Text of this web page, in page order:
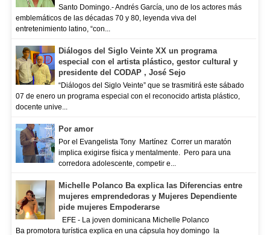
Santo Domingo.- Andrés García, uno de los actores más
emblemáticos de las décadas 70 y 80, leyenda viva del
entretenimiento latino, “con...
Diálogos del Siglo Veinte XX un programa
especial con el artista plástico, gestor cultural y
presidente del CODAP , José Sejo
“Diálogos del Siglo Veinte” que se trasmitirá este sábado
07 de enero un programa especial con el reconocido artista plástico,
docente unive...
Por amor
Por el Evangelista Tony Martínez Correr un maratón
implica exigirse física y mentalmente. Pero para una
corredora adolescente, competir e...
Michelle Polanco Ba explica las Diferencias entre
mujeres emprendedoras y Mujeres Dependiente
pide mujeres Empoderarse
EFE - La joven dominicana Michelle Polanco
Ba promotora turística explica en una cápsula hoy domingo la